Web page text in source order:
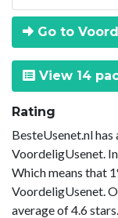
Go to
View 14
Rating
BesteUsenet.nl
VoordeligUsenet.
Which means that
VoordeligUsenet.
average of 4.6